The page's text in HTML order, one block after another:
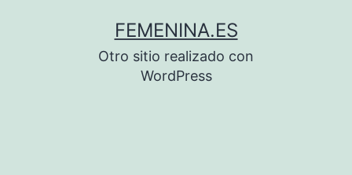
FEMENINA.ES
Otro sitio realizado con
WordPress